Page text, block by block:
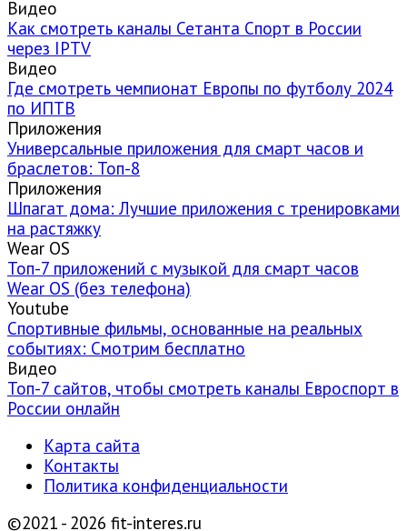
Видео
Как смотреть каналы Сетанта Спорт в России
через IPTV
Видео
Где смотреть чемпионат Европы по футболу 2024
по ИПТВ
Приложения
Универсальные приложения для смарт часов и
браслетов: Топ-8
Приложения
Шпагат дома: Лучшие приложения с тренировками
на растяжку
Wear OS
Топ-7 приложений с музыкой для смарт часов
Wear OS (без телефона)
Youtube
Спортивные фильмы, основанные на реальных
событиях: Смотрим бесплатно
Видео
Топ-7 сайтов, чтобы смотреть каналы Евроспорт в
России онлайн
Карта сайта
Контакты
Политика конфиденциальности
©2021 - 2026 fit-interes.ru